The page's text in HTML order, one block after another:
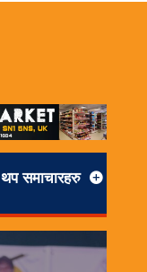
थप समाचारहरु